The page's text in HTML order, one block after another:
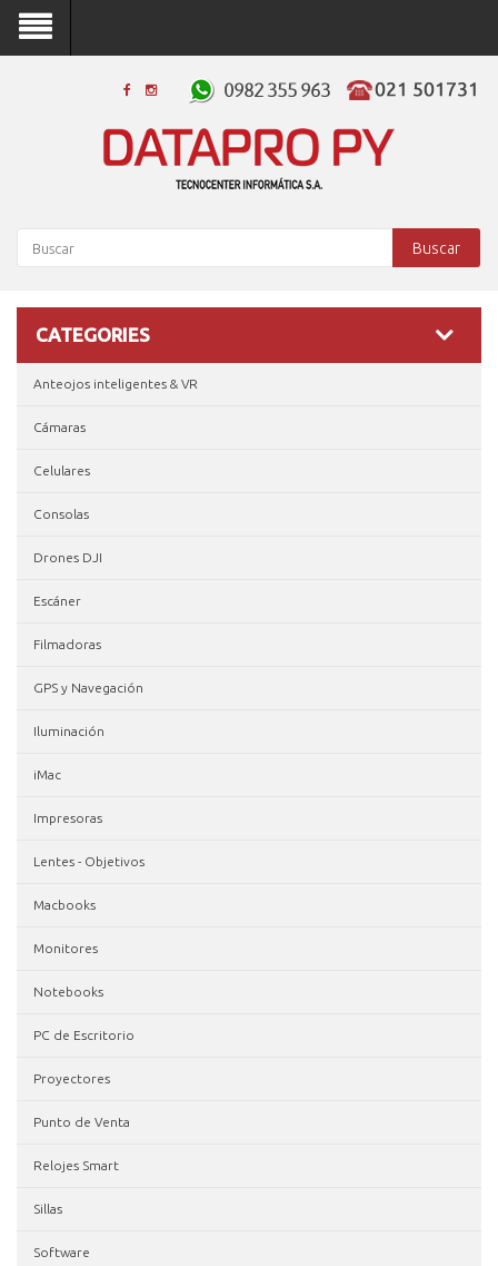
Buscar
CATEGORIES
Anteojos inteligentes & VR
Cámaras
Celulares
Consolas
Drones DJI
Escáner
Filmadoras
GPS y Navegación
Iluminación
iMac
Impresoras
Lentes - Objetivos
Macbooks
Monitores
Notebooks
PC de Escritorio
Proyectores
Punto de Venta
Relojes Smart
Sillas
Software